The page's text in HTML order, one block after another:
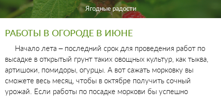
Ягодные радости
РАБОТЫ В ОГОРОДЕ В ИЮНЕ
Начало лета – последний срок для проведения работ по
высадке в открытый грунт таких овощных культур, как тыква,
артишоки, помидоры, огурцы. А вот сажать морковку вы
сможете весь месяц, чтобы в октябре получить сочный
урожай. Если работы по посадке моркови бы успешно